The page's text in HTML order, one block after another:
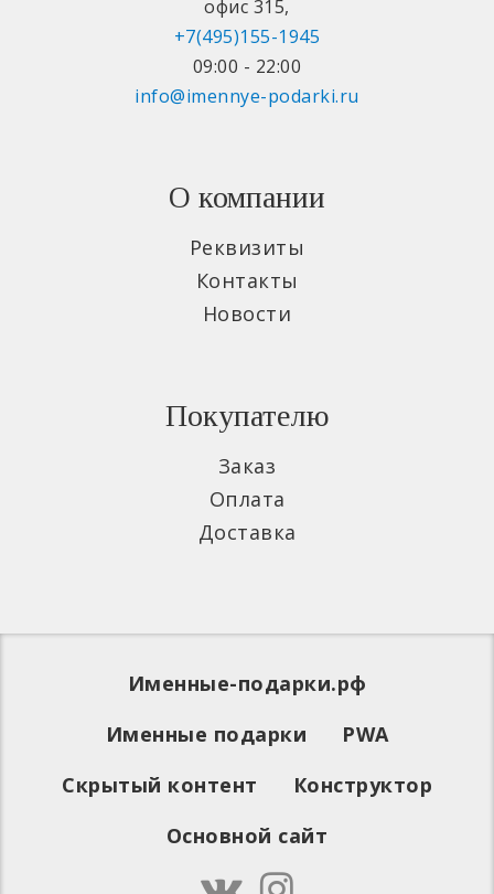
офис 315,
+7(495)155-1945
09:00 - 22:00
info@imennye-podarki.ru
О компании
Реквизиты
Контакты
Новости
Покупателю
Заказ
Оплата
Доставка
Именные-подарки.рф
Именные подарки
PWA
Скрытый контент
Конструктор
Основной сайт